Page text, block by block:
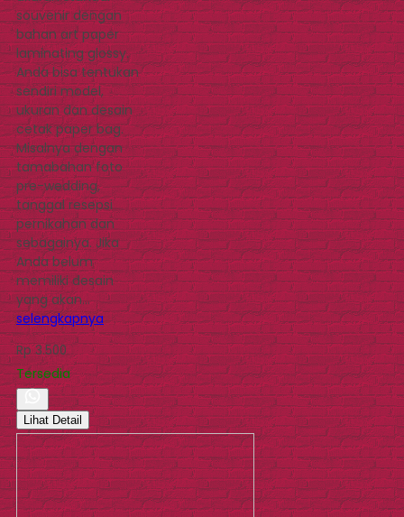
souvenir dengan
bahan art paper
laminating glossy.
Anda bisa tentukan
sendiri model,
ukuran dan desain
cetak paper bag.
Misalnya dengan
tamabahan foto
pre-wedding,
tanggal resepsi
pernikahan dan
sebagainya. Jika
Anda belum
memiliki desain
yang akan…
selengkapnya
Rp 3.500
Tersedia
Lihat Detail